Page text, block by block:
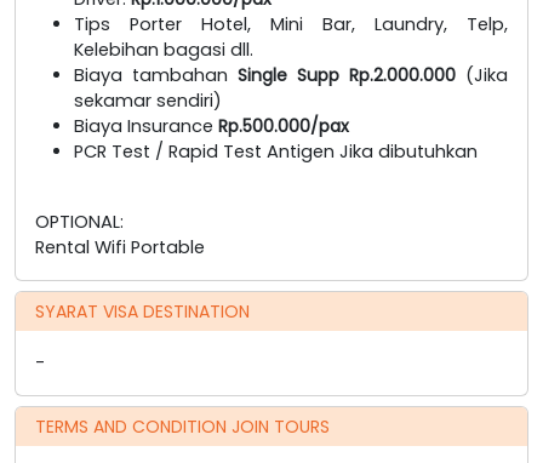
Tips Porter Hotel, Mini Bar, Laundry, Telp,
Kelebihan bagasi dll.
Biaya tambahan Single Supp Rp.2.000.000 (Jika
sekamar sendiri)
Biaya Insurance Rp.500.000/pax
PCR Test / Rapid Test Antigen Jika dibutuhkan
OPTIONAL:
Rental Wifi Portable
SYARAT VISA DESTINATION
-
TERMS AND CONDITION JOIN TOURS